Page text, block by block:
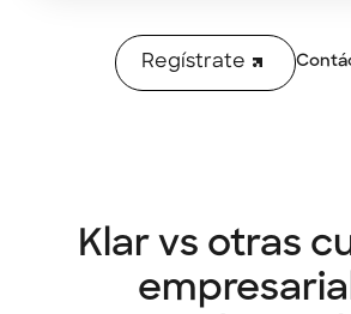
Regístrate
Klar vs otras